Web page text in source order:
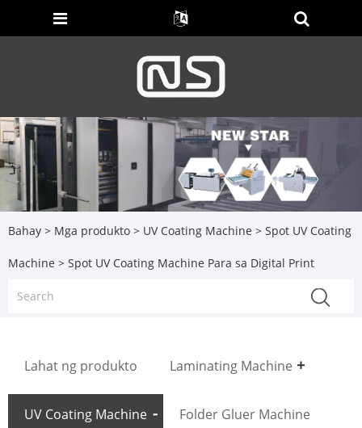
Bahay > Mga produkto > UV Coating Machine > Spot UV Coating
Machine > Spot UV Coating Machine Para sa Digital Print
Lahat ng produkto Laminating Machine
UV Coating Machine Folder Gluer Machine